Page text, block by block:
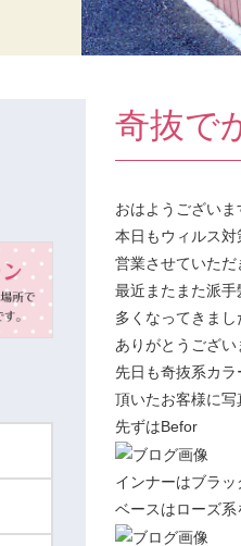
奇抜で
おはようございま
本日もウィルス対
営業させていた
最近またまた派
多くなってきまし
ありがとうござい
先日も奇抜系カラ
頂いたお客様に
先ずはBefor
インナーはブラッ
ベースはローズ系